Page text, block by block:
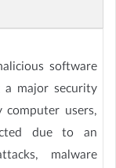
software
a major security
users,
due to an
malware